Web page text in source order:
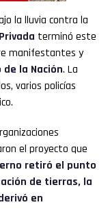
la lluvia contra la
terminó este
manifestantes y
de la Nación. La
varios policías
el proyecto que
retiró el punto
de tierras, la
en